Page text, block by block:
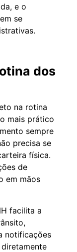
e o
se
dos
na rotina
mais prático
sempre
precisa se
física.
de
em mãos
facilita a
notificações